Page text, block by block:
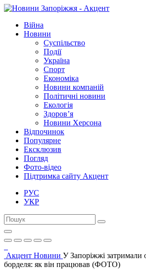
Війна
Новини
Суспільство
Події
Україна
Спорт
Економіка
Новини компаній
Політичні новини
Екологія
Здоров’я
Новини Херсона
Відпочинок
Популярне
Ексклюзив
Погляд
Фото-відео
Підтримка сайту Акцент
РУС
УКР
Акцент Новини У Запоріжжі затримали
борделя: як він працював (ФОТО)